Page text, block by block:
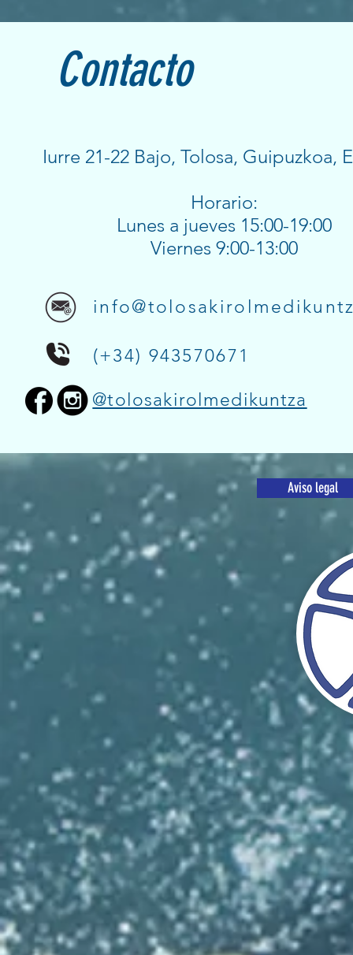
Contacto
Iurre 21-22 Bajo, Tolosa, Guipuzkoa,
Horario:
Lunes a jueves 15:00-19:00
Viernes 9:00-13:00
(+34) 943570671
@tolosakirolmedikuntza
Aviso legal